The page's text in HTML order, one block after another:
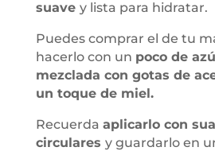
suave y lista para hidratar.
Puedes comprar el de tu
hacerlo con un poco de
mezclada con gotas de
un toque de miel.
Recuerda aplicarlo con
circulares y guardarlo en